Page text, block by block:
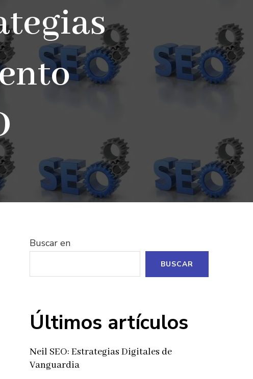
Buscar en
BUSCAR
Últimos artículos
Neil SEO: Estrategias Digitales de
Vanguardia